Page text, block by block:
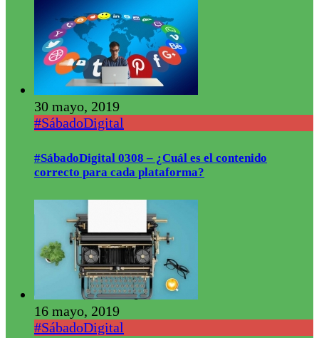
30 mayo, 2019
#SábadoDigital
#SábadoDigital 0308 – ¿Cuál es el contenido
correcto para cada plataforma?
16 mayo, 2019
#SábadoDigital